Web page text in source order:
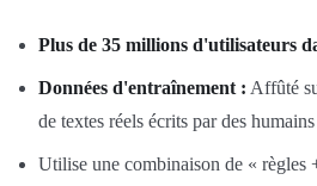
Plus de 35 millions d'utilisateurs
Données d'entraînement : Affûté
de textes réels écrits par des humains
Utilise une combinaison de « règles